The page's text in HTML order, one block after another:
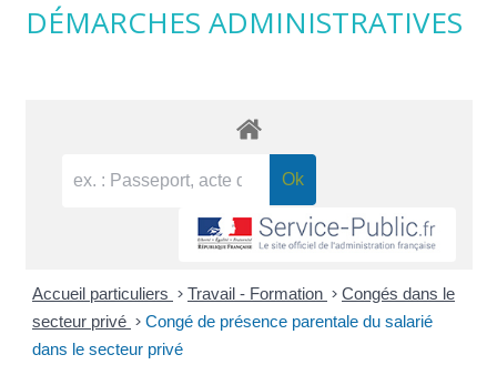
DÉMARCHES ADMINISTRATIVES
Accueil particuliers > Travail - Formation > Congés dans le
secteur privé > Congé de présence parentale du salarié
dans le secteur privé